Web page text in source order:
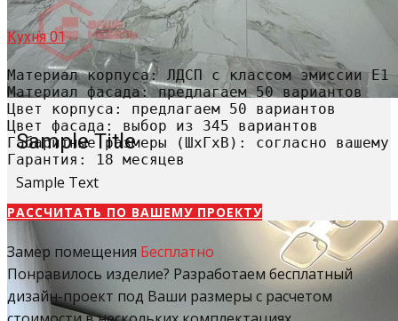
Sample Title
Sample Text
Кухня 01
Материал корпуса: ЛДСП с классом эмиссии Е1
Материал фасада: предлагаем 50 вариантов
Цвет корпуса: предлагаем 50 вариантов
Цвет фасада: выбор из 345 вариантов
Габаритные размеры (ШхГхВ): согласно вашему
Гарантия: 18 месяцев
РАССЧИТАТЬ​ ПО ВАШЕМУ ПРОЕКТУ
Замер помещения Бесплатно
Понравилось изделие? Разработаем бесплатный
дизайн-проект под Ваши размеры с расчетом